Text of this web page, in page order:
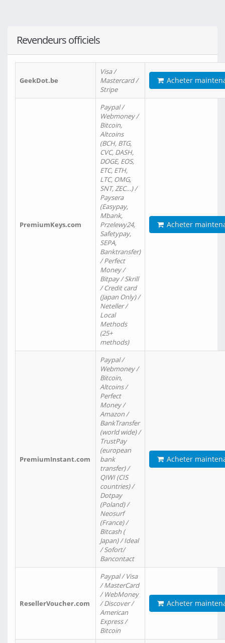
Revendeurs officiels
GeekDot.be
Visa /
Mastercard /
Stripe
Acheter
PremiumKeys.com
Paypal /
Webmoney /
Bitcoin,
Altcoins
(BCH, BTG,
CVC, DASH,
DOGE, EOS,
ETC, ETH,
LTC, OMG,
SNT, ZEC…) /
Paysera
(Easypay,
Mbank,
Przelewy24,
Safetypay,
SEPA,
Banktransfer)
/ Perfect
Money /
Bitpay / Skrill
/ Credit card
(Japan Only) /
Neteller /
Local
Methods
(25+
methods)
Acheter
PremiumInstant.com
Paypal /
Webmoney /
Bitcoin,
Altcoins /
Perfect
Money /
Amazon /
BankTransfer
(world wide) /
TrustPay
(european
bank
transfer) /
QIWI (CIS
countries) /
Dotpay
(Poland) /
Neosurf
(France) /
Bitcash (
Japan) / Ideal
/ Sofort/
Bancontact
Acheter
ResellerVoucher.com
Paypal / Visa
/ MasterCard
/ WebMoney
/ Discover /
American
Express /
Bitcoin
Acheter